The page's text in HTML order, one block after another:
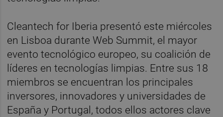
Cleantech for Iberia presentó este miércoles
en Lisboa durante Web Summit, el mayor
evento tecnológico europeo, su coalición de
líderes en tecnologías limpias. Entre sus 18
miembros se encuentran los principales
inversores, innovadores y universidades de
España y Portugal, todos ellos actores clave